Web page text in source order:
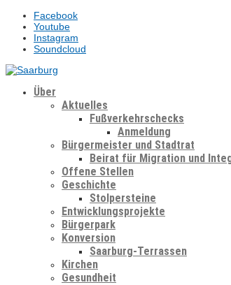
Facebook
Youtube
Instagram
Soundcloud
Über
Aktuelles
Fußverkehrschecks
Anmeldung
Bürgermeister und Stadtrat
Beirat für Migration und
Offene Stellen
Geschichte
Stolpersteine
Entwicklungsprojekte
Bürgerpark
Konversion
Saarburg-Terrassen
Kirchen
Gesundheit